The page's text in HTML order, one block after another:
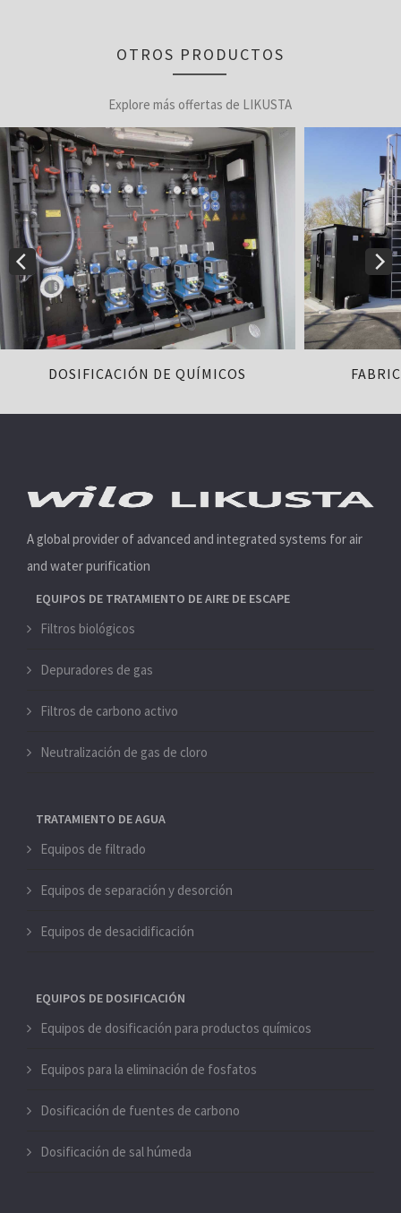
OTROS PRODUCTOS
Explore más offertas de LIKUSTA
DOSIFICACIÓN DE QUÍMICOS
A global provider of advanced and integrated systems for air
and water purification
EQUIPOS DE TRATAMIENTO DE AIRE DE ESCAPE
Filtros biológicos
Depuradores de gas
Filtros de carbono activo
Neutralización de gas de cloro
TRATAMIENTO DE AGUA
Equipos de filtrado
Equipos de separación y desorción
Equipos de desacidificación
EQUIPOS DE DOSIFICACIÓN
Equipos de dosificación para productos químicos
Equipos para la eliminación de fosfatos
Dosificación de fuentes de carbono
Dosificación de sal húmeda